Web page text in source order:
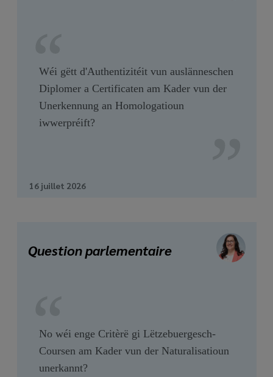
Wéi gëtt d'Authentizitéit vun auslänneschen
Diplomer a Certificaten am Kader vun der
Unerkennung an Homologatioun
iwwerpréift?
16 juillet 2026
Question parlementaire
No wéi enge Critèrë gi Lëtzebuergesch-
Coursen am Kader vun der Naturalisatioun
unerkannt?